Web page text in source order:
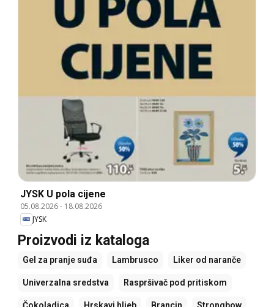
JYSK U pola cijene
05.08.2026- 18.08.2026
JYSK
Proizvodi iz kataloga
Gel za pranje suđa Lambrusco Liker od naranče
Univerzalna sredstva Raspršivač pod pritiskom
Čokoladica Hrskavi hljeb Brancin Strongbow